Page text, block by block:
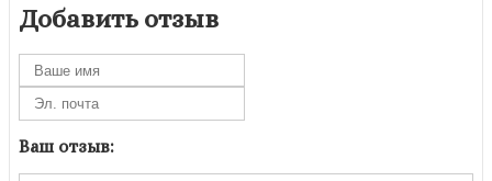
Добавить отзыв
Ваш отзыв: